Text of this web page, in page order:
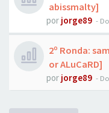
abissmalty]
por jorge89 -
2º Ronda:
or ALuCaRD]
por jorge89 -